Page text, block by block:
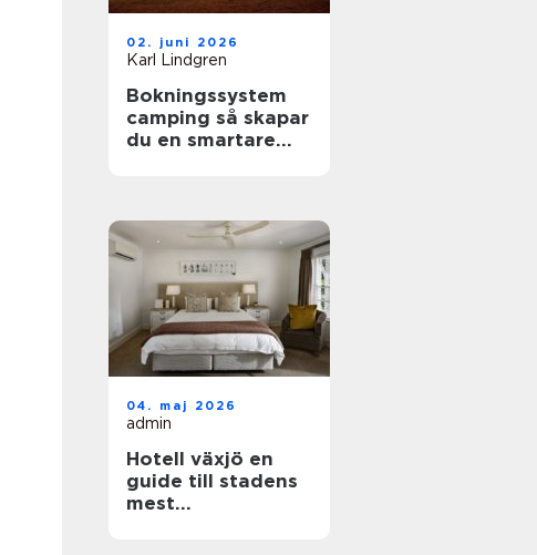
02. juni 2026
Karl Lindgren
Bokningssystem
camping så skapar
du en smartare
04. maj 2026
admin
Hotell växjö en
guide till stadens
mest